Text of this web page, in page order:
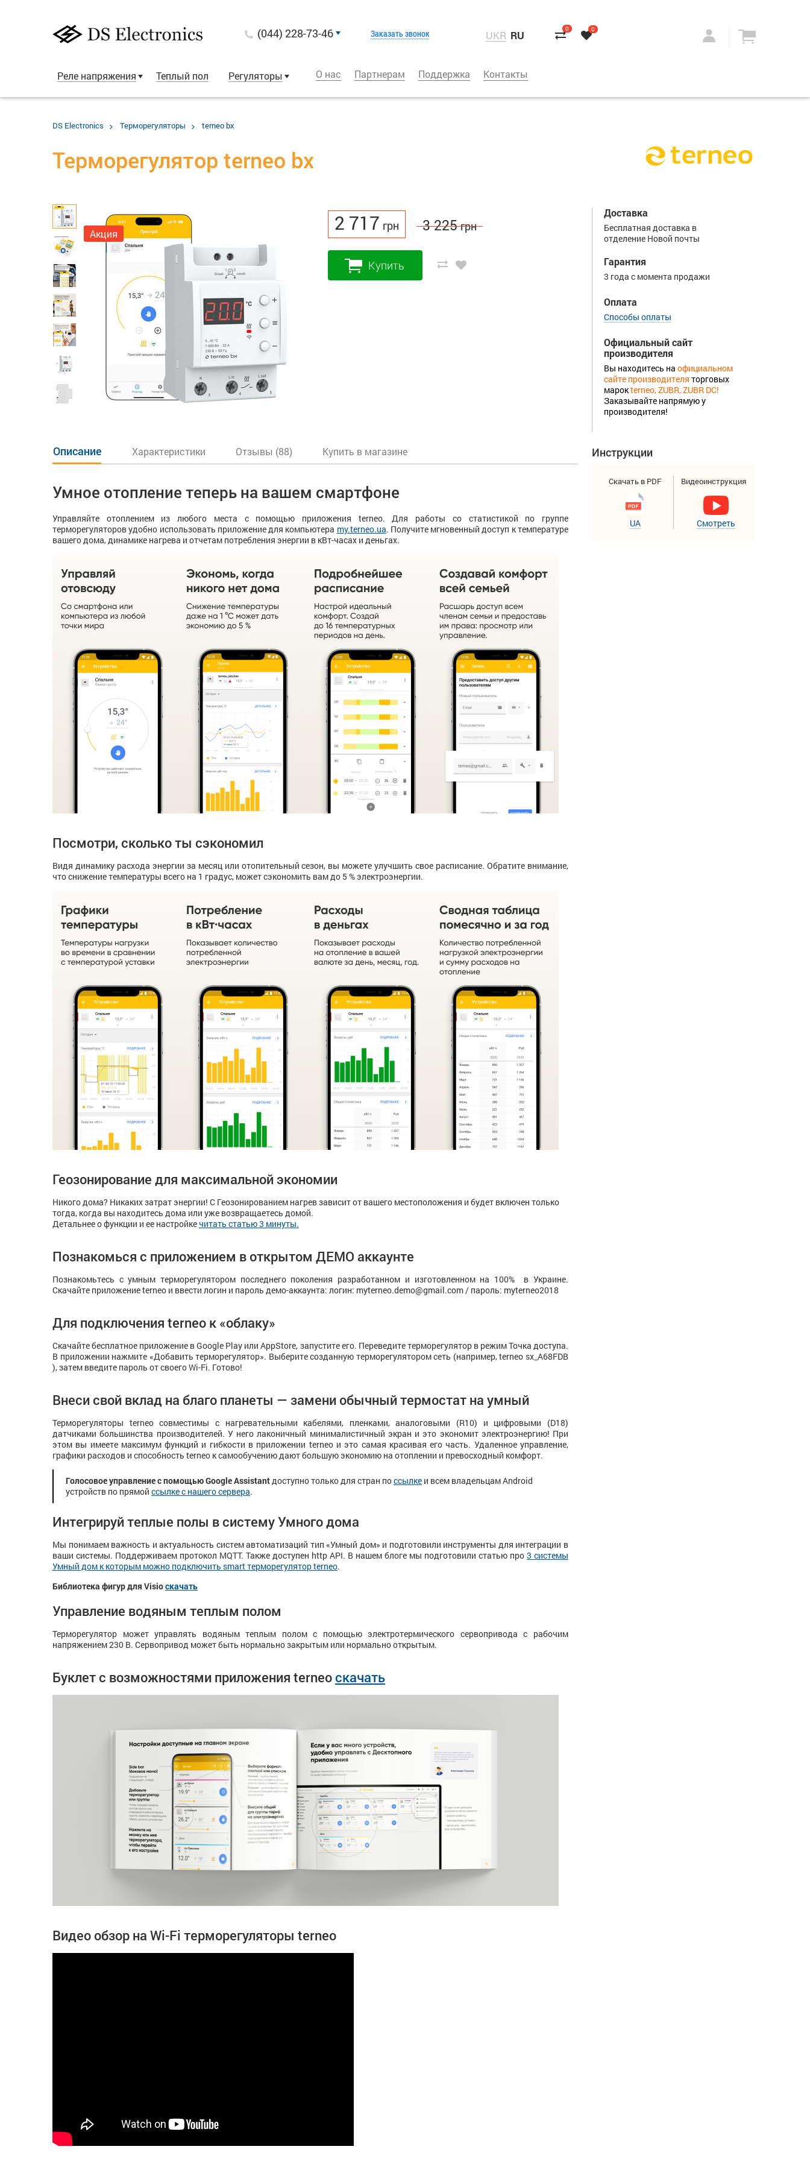
(044) 228-73-46 Заказать звонок UKR RU 0 0
Реле напряжения Теплый пол Регуляторы О нас Партнерам Поддержка Контакты
DS Electronics Терморегуляторы terneo bx
Терморегулятор terneo bx
Акция 2 717 грн 3 225 грн
Купить
Доставка
Бесплатная доставка в
отделение Новой почты
Гарантия
3 года с момента продажи
Оплата
Способы оплаты
Официальный сайт
производителя
Вы находитесь на официальном
сайте производителя торговых
марокterneo, ZUBR, ZUBR DC!
Заказывайте напрямую у
производителя!
Описание Характеристики Отзывы (88) Купить в магазине
Умное отопление теперь на вашем смартфоне
Управляйте отоплением из любого места с помощью приложения terneo. Для работы со статистикой по группе
терморегуляторов удобно использовать приложение для компьютера my.terneo.ua. Получите мгновенный доступ к температуре
вашего дома, динамике нагрева и отчетам потребления энергии в кВт-часах и деньгах.
Посмотри, сколько ты сэкономил
Видя динамику расхода энергии за месяц или отопительный сезон, вы можете улучшить свое расписание. Обратите внимание,
что снижение температуры всего на 1 градус, может сэкономить вам до 5 % электроэнергии.
Геозонирование для максимальной экономии
Никого дома? Никаких затрат энергии! С Геозонированием нагрев зависит от вашего местоположения и будет включен только
тогда, когда вы находитесь дома или уже возвращаетесь домой.
Детальнее о функции и ее настройкечитать статью 3 минуты.
Познакомься с приложением в открытом ДЕМО аккаунте
Познакомьтесь с умным терморегулятором последнего поколения разработанном и изготовленном на 100% в Украине.
Скачайте приложение terneo и ввести логин и пароль демо-аккаунта: логин: myterneo.demo@gmail.com / пароль: myterneo2018
Для подключения terneo к «облаку»
Скачайте бесплатное приложение в Google Play или AppStore, запустите его. Переведите терморегулятор в режим Точка доступа.
В приложении нажмите «Добавить терморегулятор». Выберите созданную терморегулятором сеть (например, terneo sx_А68FDB
), затем введите пароль от своего Wi-Fi. Готово!
Внеси свой вклад на благо планеты — замени обычный термостат на умный
Терморегуляторы terneo совместимы с нагревательными кабелями, пленками, аналоговыми (R10) и цифровыми (D18)
датчиками большинства производителей. У него лаконичный минималистичный экран и это экономит электроэнергию! При
этом вы имеете максимум функций и гибкости в приложении terneo и это самая красивая его часть. Удаленное управление,
графики расходов и способность terneo к самообучению дают большую экономию на отоплении и превосходный комфорт.
Голосовое управление с помощью Google Assistantдоступно только для стран поссылке и всем владельцам Android
устройств по прямой ссылке с нашего сервера.
Интегрируй теплые полы в систему Умного дома
Мы понимаем важность и актуальность систем автоматизаций тип «Умный дом» и подготовили инструменты для интеграции в
ваши системы. Поддерживаем протокол MQTT. Также доступен http API. В нашем блоге мы подготовили статью про 3 системы
Умный дом к которым можно подключить smart терморегулятор terneo.
Библиотека фигур для Visioскачать
Управление водяным теплым полом
Терморегулятор может управлять водяным теплым полом с помощью электротермического сервопривода с рабочим
напряжением 230 В. Сервопривод может быть нормально закрытым или нормально открытым.
Буклет с возможностями приложения terneoскачать
Видео обзор на Wi-Fi терморегуляторы terneo
Инструкции
Скачать в PDF
UA
Видеоинструкция
Смотреть